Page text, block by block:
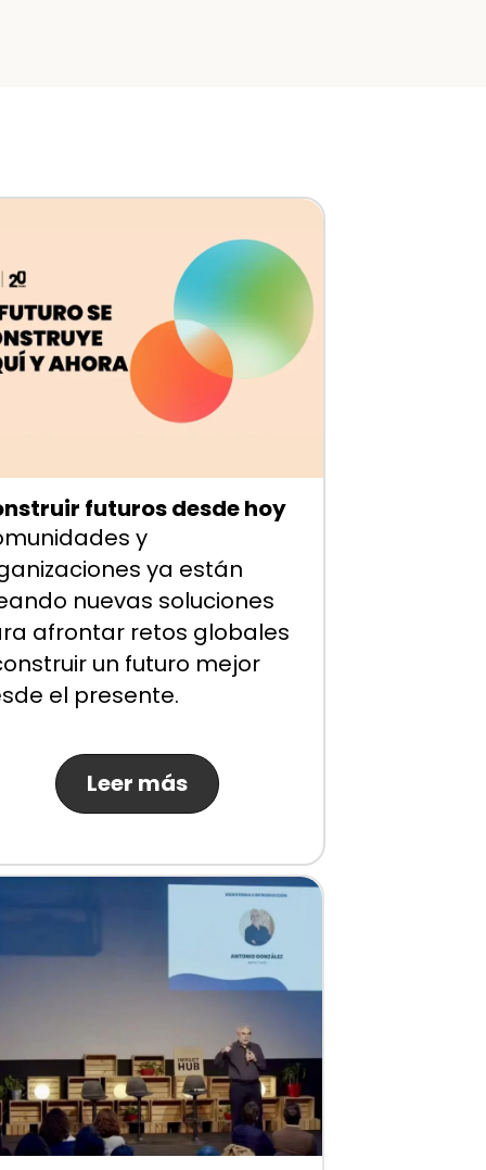
futuros desde hoy
y
ya están
nuevas soluciones
afrontar retos globales
un futuro mejor
el presente.
Leer más